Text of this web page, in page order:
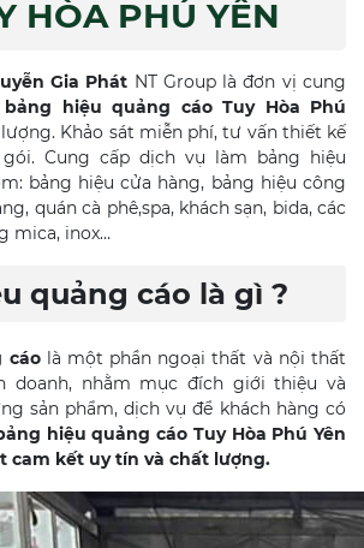
HÒA PHÚ YÊN
Gia Phát NT Group là đơn vị cung
bảng hiệu quảng cáo Tuy Hòa Phú
Khảo sát miễn phí, tư vấn thiết kế
Cung cấp dịch vụ làm bảng hiệu
bảng hiệu cửa hàng, bảng hiệu công
quán cà phê,spa, khách sạn, bida, các
mica, inox…
quảng cáo là gì ?
cáolà một phần ngoại thất và nội thất
doanh, nhằm mục đích giới thiệu và
sản phẩm, dịch vụ để khách hàng có
hiệu quảng cáo Tuy Hòa Phú Yên
cam kết uy tín và chất lượng.